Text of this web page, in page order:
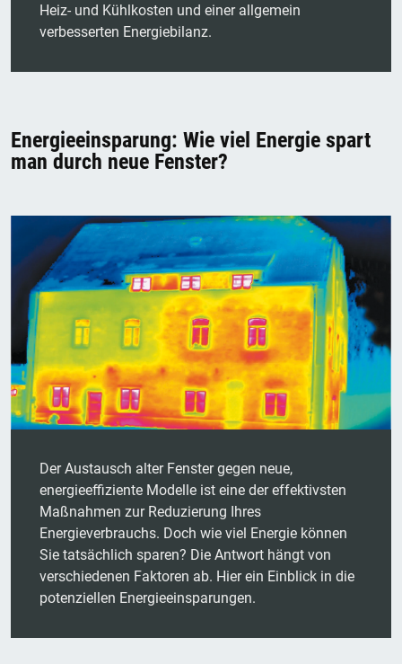
Heiz- und Kühlkosten und einer allgemein
verbesserten Energiebilanz.
Energieeinsparung: Wie viel Energie spart
man durch neue Fenster?
Der Austausch alter Fenster gegen neue,
energieeffiziente Modelle ist eine der effektivsten
Maßnahmen zur Reduzierung Ihres
Energieverbrauchs. Doch wie viel Energie können
Sie tatsächlich sparen? Die Antwort hängt von
verschiedenen Faktoren ab. Hier ein Einblick in die
potenziellen Energieeinsparungen.